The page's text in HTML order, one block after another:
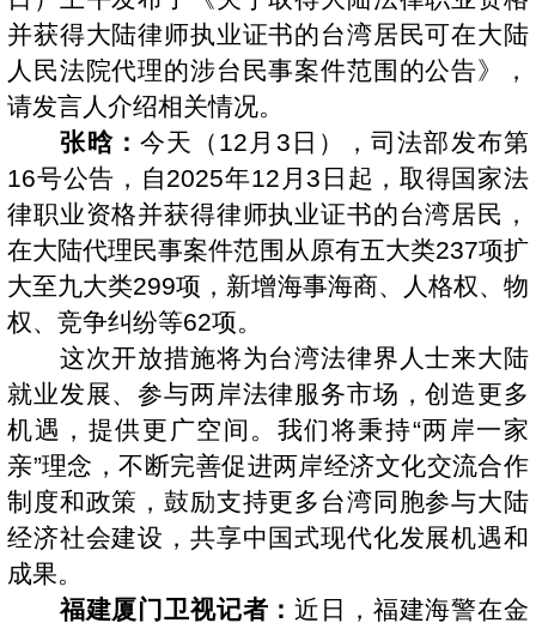
并获得大陆律师执业证书的台湾居民可在大陆
人民法院代理的涉台民事案件范围的公告》，
请发言人介绍相关情况。
张晗： 今天（12月3日），司法部发布第
16号公告，自2025年12月3日起，取得国家法
律职业资格并获得律师执业证书的台湾居民，
在大陆代理民事案件范围从原有五大类237项扩
大至九大类299项，新增海事海商、人格权、物
权、竞争纠纷等62项。
这次开放措施将为台湾法律界人士来大陆
就业发展、参与两岸法律服务市场，创造更多
机遇，提供更广空间。我们将秉持“两岸一家
亲”理念，不断完善促进两岸经济文化交流合作
制度和政策，鼓励支持更多台湾同胞参与大陆
经济社会建设，共享中国式现代化发展机遇和
成果。
福建厦门卫视记者：近日，福建海警在金